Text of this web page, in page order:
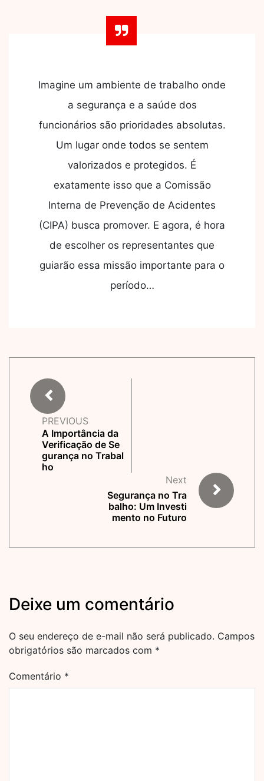
Imagine um ambiente de trabalho onde
a segurança e a saúde dos
funcionários são prioridades absolutas.
Um lugar onde todos se sentem
valorizados e protegidos. É
exatamente isso que a Comissão
Interna de Prevenção de Acidentes
(CIPA) busca promover. E agora, é hora
de escolher os representantes que
guiarão essa missão importante para o
período…
PREVIOUS
A Importância da
Verificação de Se
gurança no Trabal
ho
Next
Segurança no Tra
balho: Um Investi
mento no Futuro
Deixe um comentário
O seu endereço de e-mail não será publicado. Campos
obrigatórios são marcados com *
Comentário *